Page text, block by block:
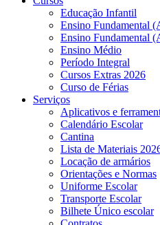
Educação Infantil
Ensino Fundamental
Ensino Fundamental
Ensino Médio
Período Integral
Cursos Extras 2026
Curso de Férias
Serviços
Aplicativos e
Calendário Escolar
Cantina
Lista de Materiais
Locação de armários
Orientações e Normas
Uniforme Escolar
Transporte Escolar
Bilhete Único escolar